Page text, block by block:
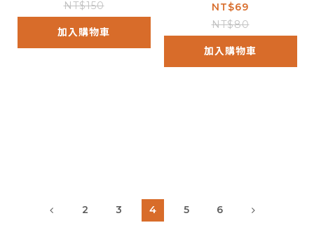
NT$150
加入購物車
NT$69
NT$80
加入購物車
2 3 4 5 6